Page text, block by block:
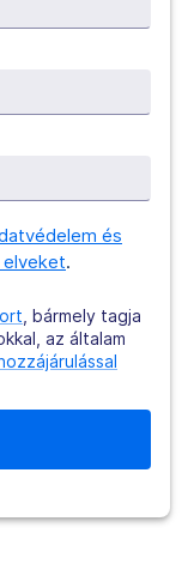
és
.
, bármely tagja
az általam